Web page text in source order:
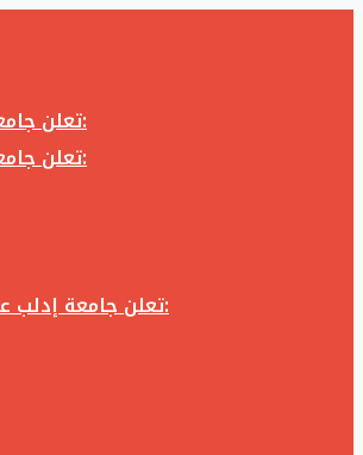
تعلن جامعة إدلب عن إجراء مناقصة (بالظرف المختوم) لشراء وتوريد كاميرا تصوير وعدسة كاميرا لزوم المكتب الإعلامي في جامعة إدلب وفق الآتي:
تعلن جامعة إدلب عن إجراء مناقصة (بالظرف المختوم) لشراء وتوريد كاميرا تصوير وعدسة كاميرا لزوم المكتب الإعلامي في جامعة إدلب وفق الآتي:
تعلن جامعة إدلب عن إجراء مناقصة (بالظرف المختوم) لشراء وتوريد زجاجيات ومواد مخبرية لزوم مخابر جامعة إدلب وفق الكميات والمواصفات المحددة أدناه: